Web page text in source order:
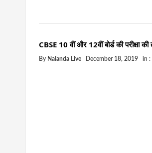
CBSE 10 वीं और 12वीं बोर्ड की परीक्षा
By Nalanda Live December 18, 2019 in :